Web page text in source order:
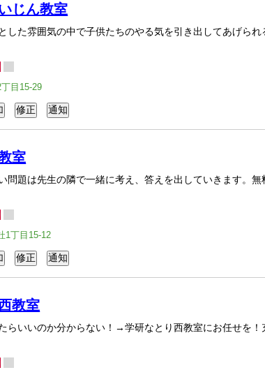
じん教室
した雰囲気の中で子供たちのやる気を引き出してあげられ
目15-29
室
問題は先生の隣で一緒に考え、答えを出していきます。無
1丁目15-12
教室
らいいのか分からない！→学研なとり西教室にお任せを！